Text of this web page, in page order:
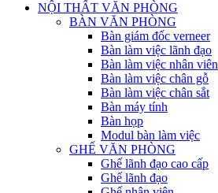
NỘI THẤT VĂN PHÒNG
BÀN VĂN PHÒNG
Bàn giám đốc verneer
Bàn làm việc lãnh đạo
Bàn làm việc nhân viên
Bàn làm việc chân gỗ
Bàn làm việc chân sắt
Bàn máy tính
Bàn họp
Modul bàn làm việc
GHẾ VĂN PHÒNG
Ghế lãnh đạo cao cấp
Ghế lãnh đạo